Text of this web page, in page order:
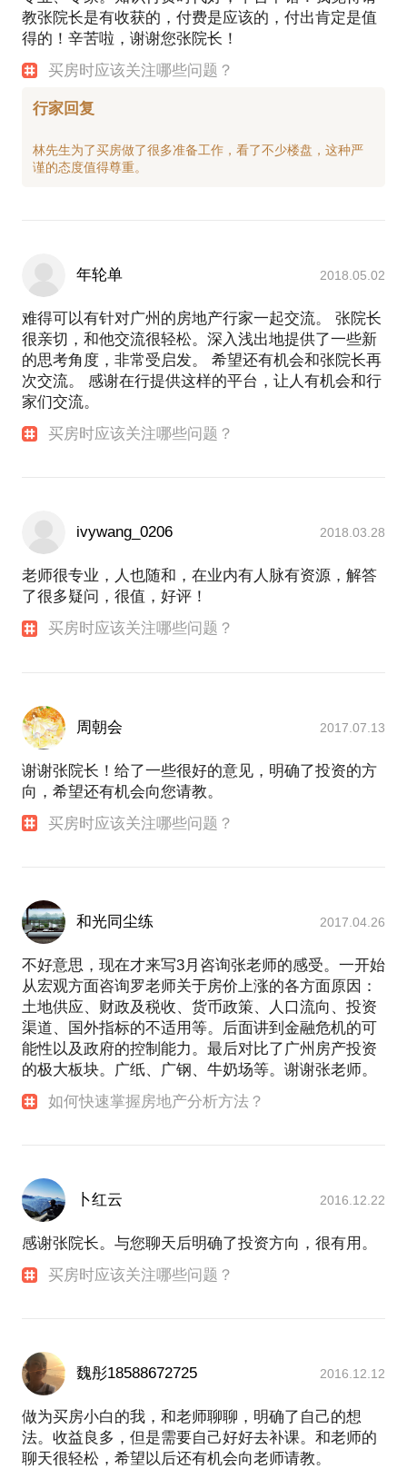
教张院长是有收获的，付费是应该的，付出肯定是值
得的！辛苦啦，谢谢您张院长！
买房时应该关注哪些问题？
行家回复
林先生为了买房做了很多准备工作，看了不少楼盘，这种严
年轮单 2018.05.02
难得可以有针对广州的房地产行家一起交流。 张院长
很亲切，和他交流很轻松。深入浅出地提供了一些新
的思考角度，非常受启发。 希望还有机会和张院长再
次交流。 感谢在行提供这样的平台，让人有机会和行
家们交流。
买房时应该关注哪些问题？
ivywang_0206 2018.03.28
老师很专业，人也随和，在业内有人脉有资源，解答
了很多疑问，很值，好评！
买房时应该关注哪些问题？
周朝会 2017.07.13
谢谢张院长！给了一些很好的意见，明确了投资的方
向，希望还有机会向您请教。
买房时应该关注哪些问题？
和光同尘练 2017.04.26
不好意思，现在才来写3月咨询张老师的感受。一开始
从宏观方面咨询罗老师关于房价上涨的各方面原因：
土地供应、财政及税收、货币政策、人口流向、投资
渠道、国外指标的不适用等。后面讲到金融危机的可
能性以及政府的控制能力。最后对比了广州房产投资
的极大板块。广纸、广钢、牛奶场等。谢谢张老师。
如何快速掌握房地产分析方法？
卜红云 2016.12.22
感谢张院长。与您聊天后明确了投资方向，很有用。
买房时应该关注哪些问题？
魏彤18588672725 2016.12.12
做为买房小白的我，和老师聊聊，明确了自己的想
法。收益良多，但是需要自己好好去补课。和老师的
聊天很轻松，希望以后还有机会向老师请教。